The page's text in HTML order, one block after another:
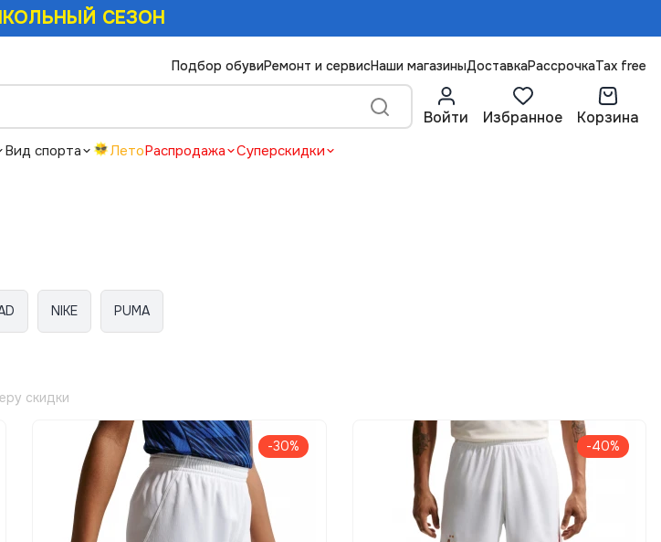
СЕЗОН
Подбор обувиРемонт и сервисНаши магазиныДоставкаРассрочкаTax free
Войти Избранное Корзина
Вид спорта ЛетоРаспродажа Суперскидки
NIKE PUMA
скидки
-30% -40%